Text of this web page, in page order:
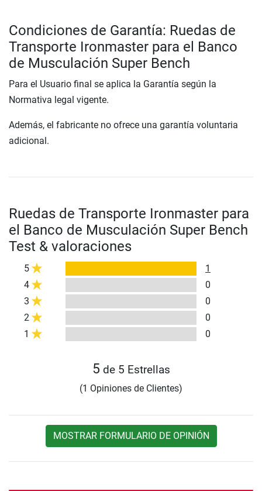
Condiciones de Garantía: Ruedas de
Transporte Ironmaster para el Banco
de Musculación Super Bench
Para el Usuario final se aplica la Garantía según la
Normativa legal vigente.
Además, el fabricante no ofrece una garantía voluntaria
adicional.
Ruedas de Transporte Ironmaster para
el Banco de Musculación Super Bench
Test & valoraciones
5
1
4
0
3
0
2
0
1
0
5 de 5 Estrellas
(1 Opiniones de Clientes)
MOSTRAR FORMULARIO DE OPINIÓN